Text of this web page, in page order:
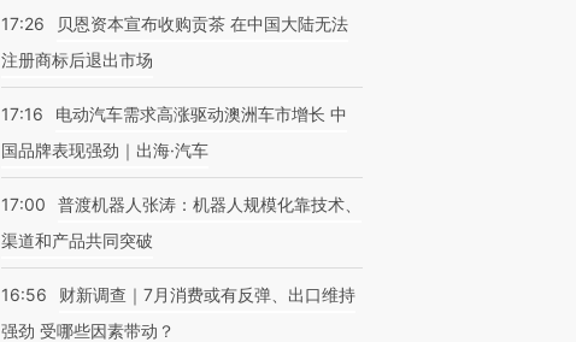
17:26
贝恩资本宣布收购贡茶 在中国大陆无法
注册商标后退出市场
17:16
电动汽车需求高涨驱动澳洲车市增长 中
国品牌表现强劲｜出海·汽车
17:00
普渡机器人张涛：机器人规模化靠技术、
渠道和产品共同突破
16:56
财新调查｜7月消费或有反弹、出口维持
强劲 受哪些因素带动？